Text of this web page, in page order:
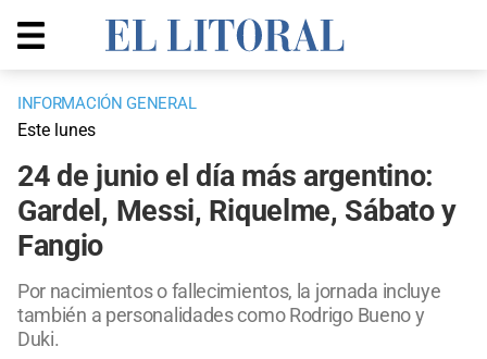
INFORMACIÓN GENERAL
Este lunes
24 de junio el día más argentino:
Gardel, Messi, Riquelme, Sábato y
Fangio
Por nacimientos o fallecimientos, la jornada incluye
también a personalidades como Rodrigo Bueno y
Duki.